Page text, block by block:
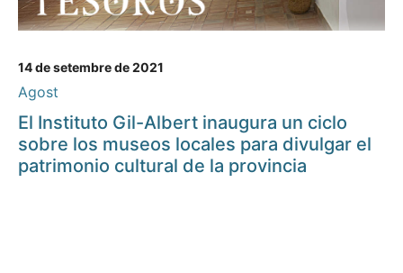
14 de setembre de 2021
Agost
El Instituto Gil-Albert inaugura un ciclo
sobre los museos locales para divulgar el
patrimonio cultural de la provincia